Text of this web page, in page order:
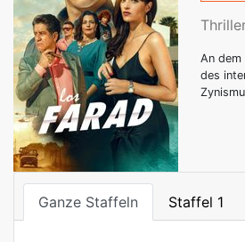
An dem
des
Ganze Staffeln Staffel 1